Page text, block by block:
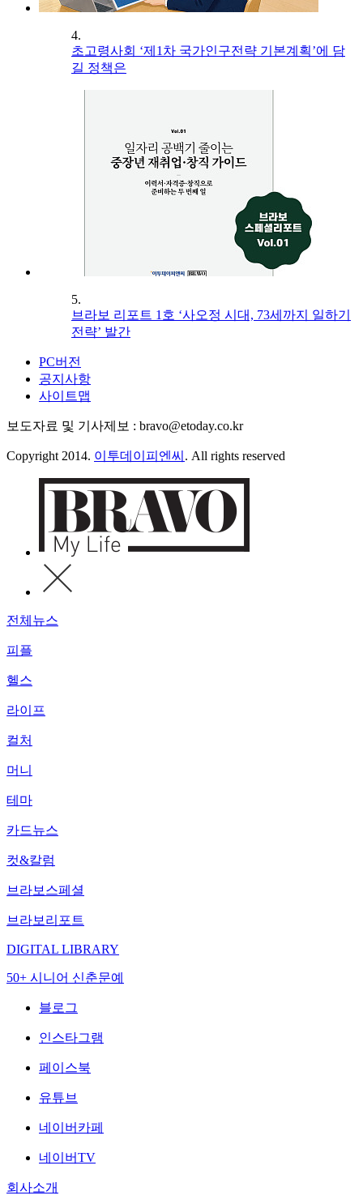
4.
초고령사회 ‘제1차 국가인구전략 기본계획’에 담
길 정책은
5.
브라보 리포트 1호 ‘사오정 시대, 73세까지 일하기
전략’ 발간
PC버전
공지사항
사이트맵
보도자료 및 기사제보 : bravo@etoday.co.kr
Copyright 2014. 이투데이피엔씨 . All rights reserved
전체뉴스
피플
헬스
라이프
컬처
머니
테마
카드뉴스
컷&칼럼
브라보스페셜
브라보리포트
DIGITAL LIBRARY
50+ 시니어 신춘문예
블로그
인스타그램
페이스북
유튜브
네이버카페
네이버TV
회사소개